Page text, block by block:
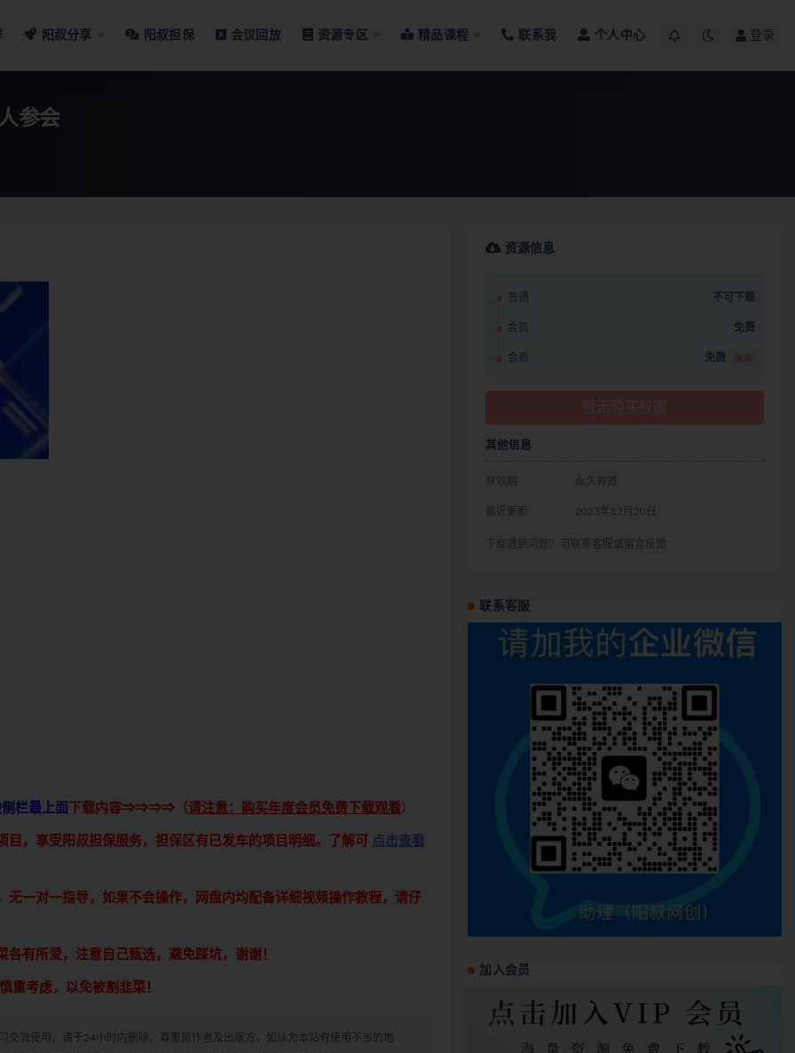
阳叔分享 阳叔担保 会议回放 资源专区 精品课程 联系我 个人中心 登录
参会
栏最上面 下载内容⇒⇒⇒⇒（请注意：购买年度会员免费下载观看）
目，享受阳叔担保服务，担保区有已发车的项目明细。了解可
点击查看
一对一指导，如果不会操作，网盘内均配备详细视频操作教程，请仔
有所爱，注意自己甄选，避免踩坑，谢谢！
重考虑，以免被割韭菜！
交流使用，请于24小时内删除，尊重原作者及出版方，如认为本站有使用不当的地
资源信息
普通 不可下载
会员 免费
会员 免费 推荐
其他信息
有效期 永久有效
最近更新 2023年12月20日
下载遇到问题？可联系客服或留言反馈
联系客服
加入会员